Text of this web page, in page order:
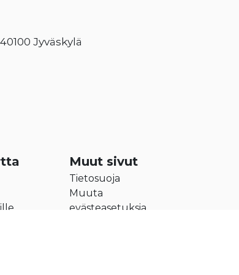
Jyväskylä
Muut sivut
Tietosuoja
Muuta
evästeasetuksia